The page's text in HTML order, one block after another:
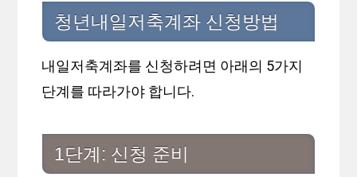
청년내일저축계좌 신청방법
내일저축계좌를 신청하려면 아래의 5가지
단계를 따라가야 합니다.
1단계: 신청 준비